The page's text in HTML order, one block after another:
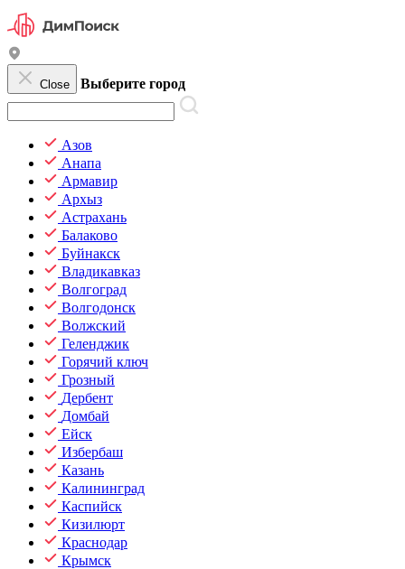
Close Выберите город
Азов
Анапа
Армавир
Архыз
Астрахань
Балаково
Буйнакск
Владикавказ
Волгоград
Волгодонск
Волжский
Геленджик
Горячий ключ
Грозный
Дербент
Домбай
Ейск
Избербаш
Казань
Калининград
Каспийск
Кизилюрт
Краснодар
Крымск